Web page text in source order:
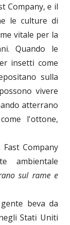
Company, e il
le culture di
vitale per la
Quando le
insetti come
sulla
vivere
atterrano
l'ottone,
Fast Company
ambientale
sul rame e
beva da
Stati Uniti